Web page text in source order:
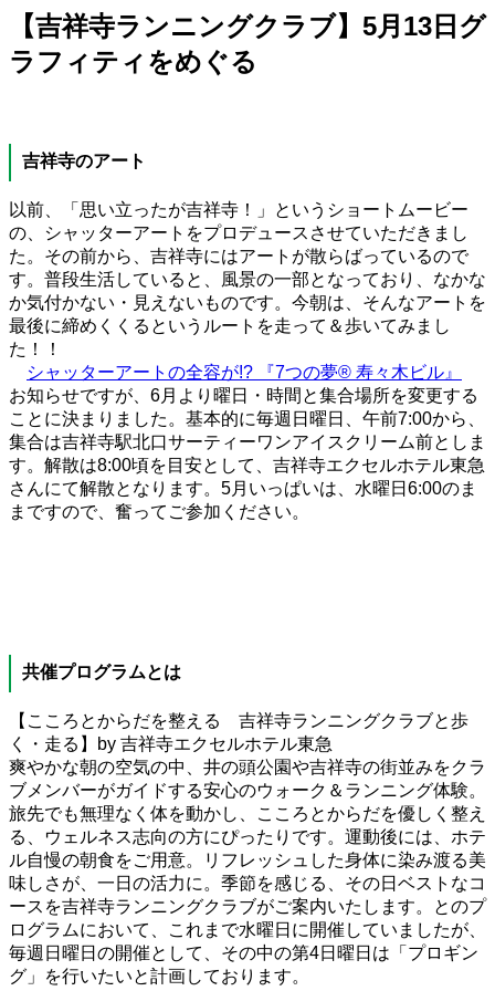
【吉祥寺ランニングクラブ】5月13日グ
ラフィティをめぐる
吉祥寺のアート
以前、「思い立ったが吉祥寺！」というショートムービー
の、シャッターアートをプロデュースさせていただきまし
た。その前から、吉祥寺にはアートが散らばっているので
す。普段生活していると、風景の一部となっており、なかな
か気付かない・見えないものです。今朝は、そんなアートを
最後に締めくくるというルートを走って＆歩いてみまし
た！！
シャッターアートの全容が!? 『7つの夢® 寿々木ビル』
お知らせですが、6月より曜日・時間と集合場所を変更する
ことに決まりました。基本的に毎週日曜日、午前7:00から、
集合は吉祥寺駅北口サーティーワンアイスクリーム前としま
す。解散は8:00頃を目安として、吉祥寺エクセルホテル東急
さんにて解散となります。5月いっぱいは、水曜日6:00のま
まですので、奮ってご参加ください。
共催プログラムとは
【こころとからだを整える 吉祥寺ランニングクラブと歩
く・走る】by 吉祥寺エクセルホテル東急
爽やかな朝の空気の中、井の頭公園や吉祥寺の街並みをクラ
ブメンバーがガイドする安心のウォーク＆ランニング体験。
旅先でも無理なく体を動かし、こころとからだを優しく整え
る、ウェルネス志向の方にぴったりです。運動後には、ホテ
ル自慢の朝食をご用意。リフレッシュした身体に染み渡る美
味しさが、一日の活力に。季節を感じる、その日ベストなコ
ースを吉祥寺ランニングクラブがご案内いたします。とのプ
ログラムにおいて、これまで水曜日に開催していましたが、
毎週日曜日の開催として、その中の第4日曜日は「プロギン
グ」を行いたいと計画しております。